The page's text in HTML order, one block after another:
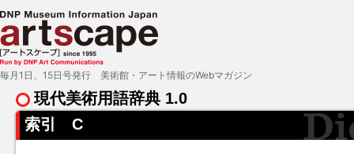
現代美術用語辞典 1.0
索引 C
毎月1日、15日号発行 美術館・アート情報のWebマガジン